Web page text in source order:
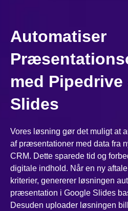
Automatiser
med
Slides
Vores løsning gør det muligt at
af præsentationer med data fra
CRM. Dette sparede tid og
digitale indhold. Når en ny
kriterier, genererer løsningen
præsentation i Google Slides
Desuden uploader løsningen